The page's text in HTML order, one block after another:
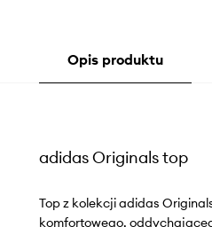
Opis produktu
adidas Originals top
Top z kolekcji adidas
komfortowego,